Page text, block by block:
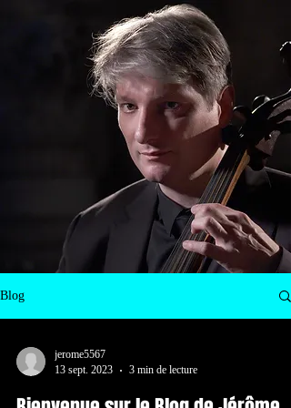
Blog
jerome5567
13 sept. 2023
3 min de lecture